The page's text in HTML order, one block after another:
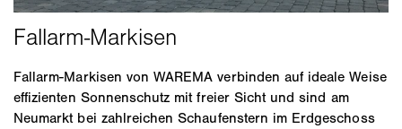
Fallarm-Markisen von WAREMA verbinden auf ideale Weise
effizienten Sonnenschutz mit freier Sicht und sind am
Neumarkt bei zahlreichen Schaufenstern im Erdgeschoss